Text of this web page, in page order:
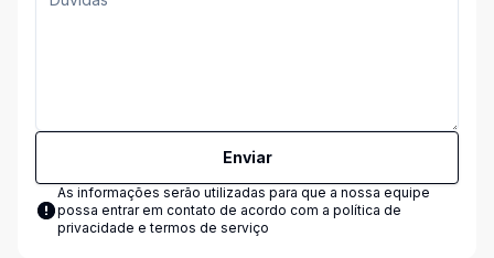
Enviar
As informações serão utilizadas para que a nossa equipe
possa entrar em contato de acordo com a política de
privacidade e termos de serviço